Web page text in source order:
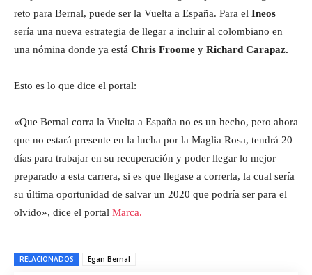
reto para Bernal, puede ser la Vuelta a España. Para el Ineos
sería una nueva estrategia de llegar a incluir al colombiano en
una nómina donde ya está Chris Froome y Richard Carapaz.
Esto es lo que dice el portal:
«Que Bernal corra la Vuelta a España no es un hecho, pero ahora
que no estará presente en la lucha por la Maglia Rosa, tendrá 20
días para trabajar en su recuperación y poder llegar lo mejor
preparado a esta carrera, si es que llegase a correrla, la cual sería
su última oportunidad de salvar un 2020 que podría ser para el
olvido», dice el portal Marca.
RELACIONADOS Egan Bernal